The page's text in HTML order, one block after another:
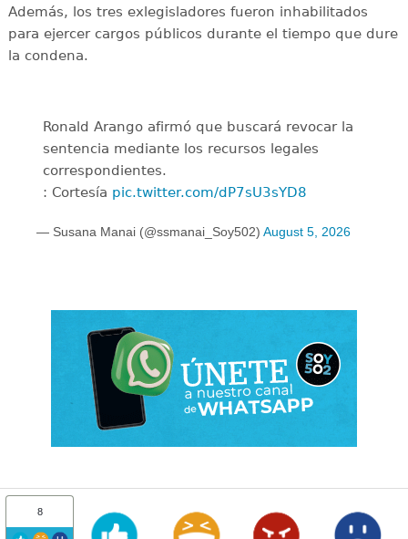
Además, los tres exlegisladores fueron inhabilitados
para ejercer cargos públicos durante el tiempo que dure
la condena.
Ronald Arango afirmó que buscará revocar la
sentencia mediante los recursos legales
correspondientes.
: Cortesía pic.twitter.com/dP7sU3sYD8
— Susana Manai (@ssmanai_Soy502) August 5, 2026
8